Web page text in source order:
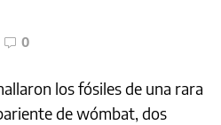
0
los fósiles de una rara
de wómbat, dos